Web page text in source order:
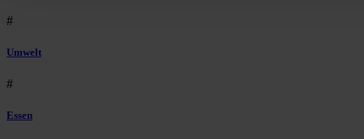
#
Umwelt
#
Essen